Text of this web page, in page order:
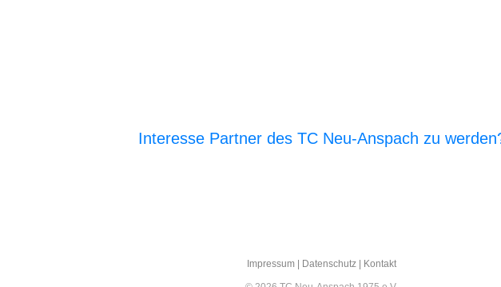
Interesse Partner des TC Neu-Anspach zu
Impres­sum | Daten­schutz | Kon­takt